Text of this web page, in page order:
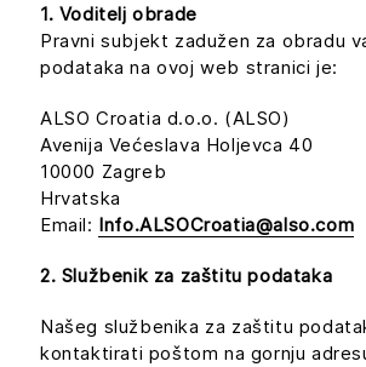
1. Voditelj obrade
Pravni subjekt zadužen za obradu
podataka na ovoj web stranici je:
ALSO Croatia d.o.o. (ALSO)
Avenija Većeslava Holjevca 40
10000 Zagreb
Hrvatska
Email: Info.ALSOCroatia@also.com
2. Službenik za zaštitu podataka
Našeg službenika za zaštitu
kontaktirati poštom na gornju